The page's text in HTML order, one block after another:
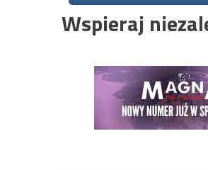
Wspieraj